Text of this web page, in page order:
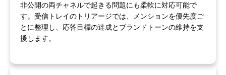
非公開の両チャネルで起きる問題にも柔軟に対応可能で
す。受信トレイのトリアージでは、メンションを優先度ご
とに整理し、応答目標の達成とブランドトーンの維持を支
援します。